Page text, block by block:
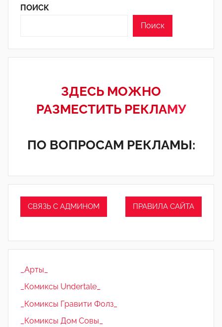
ПОИСК
Поиск
ЗДЕСЬ МОЖНО
РАЗМЕСТИТЬ РЕКЛАМУ
ПО ВОПРОСАМ РЕКЛАМЫ:
СВЯЗЬ С АДМИНОМ ПРАВИЛА САЙТА
_Арты_
_Комиксы Undertale_
_Комиксы Гравити Фолз_
_Комиксы Дом Совы_